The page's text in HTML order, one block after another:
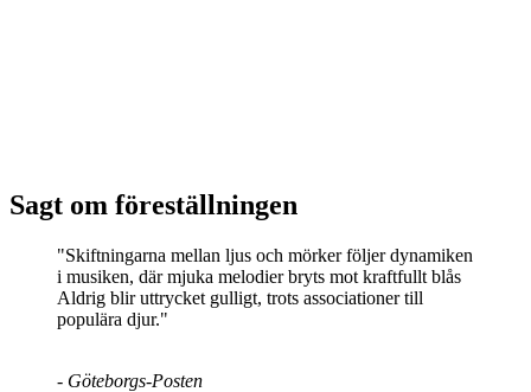
Sagt om föreställningen
"Skiftningarna mellan ljus och mörker följer dynamiken
i musiken, där mjuka melodier bryts mot kraftfullt blås
Aldrig blir uttrycket gulligt, trots associationer till
populära djur."
- Göteborgs-Posten